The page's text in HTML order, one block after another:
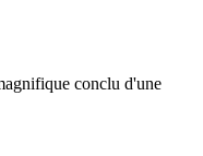
conclu d'une